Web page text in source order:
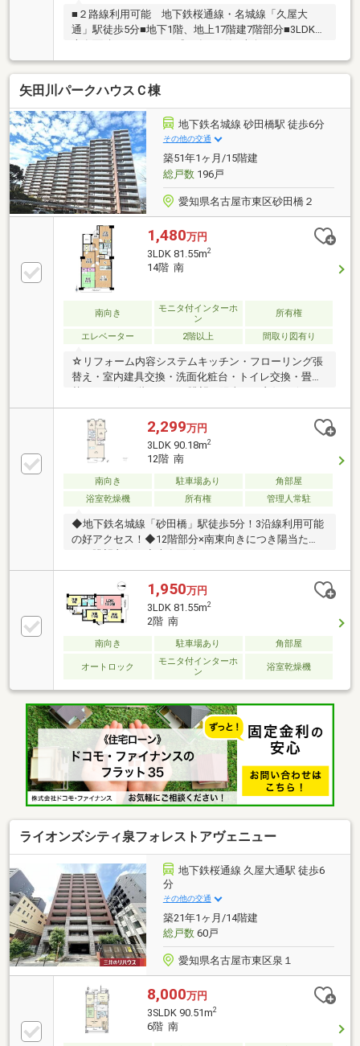
■２路線利用可能 地下鉄桜通線・名城線「久屋大
通」駅徒歩5分■地下1階、地上17階建7階部分■3LDK■
ルジュサービス有～ライフインフォメーション～・東
桜小学校まで約590ｍ（徒歩8分）・冨士中学校まで約
460ｍ（徒歩6分）・ＫｏＫｕＭｉＮまで約470ｍ（徒
歩6分）・セブンイレブン名古屋泉一丁目店まで約190
ｍ（徒歩3分）・名古屋東桜郵便局まで約440ｍ（徒歩
6分）
矢田川パークハウスＣ棟
地下鉄名城線 砂田橋駅 徒歩6分
その他の交通
築51年1ヶ月/15階建
総戸数196戸
愛知県名古屋市東区砂田橋２
1,480万円
3LDK 81.55m2
14階 南
南向き
モニタ付インターホ
ン
所有権
エレベーター 2階以上 間取り図有り
☆リフォーム内容システムキッチン・フローリング張
替え・室内建具交換・洗面化粧台・トイレ交換・畳表
替えなど☆14階につき、眺望・陽当たり良好！☆ペッ
ト飼育可！（規約による飼育制限あり）☆名城線「砂
田橋」駅徒歩約6分！☆ゆとりーとライン、名古屋市
営バスも利用可能！☆スーパーやコンビニ等お買い物
施設充実の生活環境です！
2,299万円
3LDK 90.18m2
12階 南
南向き 駐車場あり
角部屋
浴室乾燥機
所有権 管理人常駐
◆地下鉄名城線「砂田橋」駅徒歩5分！3沿線利用可能
の好アクセス！◆12階部分×南東向きにつき陽当た
3LDK！追加工事で4LDKへの変更も可能です！◆LDK
約20.7帖の広々空間でご家族がゆったり寛げます！
◆2026年6月リフォーム完了済み！◆ペット飼育可
（規約有・2匹まで）！◆総戸数796戸の大規模マンシ
1,950万円
3LDK 81.55m2
2階 南
南向き 駐車場あり 角部屋
オートロック
モニタ付インターホ
ン
浴室乾燥機
ライオンズシティ泉フォレストアヴェニュー
地下鉄桜通線 久屋大通駅 徒歩6
分
その他の交通
築21年1ヶ月/14階建
総戸数60戸
愛知県名古屋市東区泉１
8,000万円
3SLDK 90.51m2
6階 南